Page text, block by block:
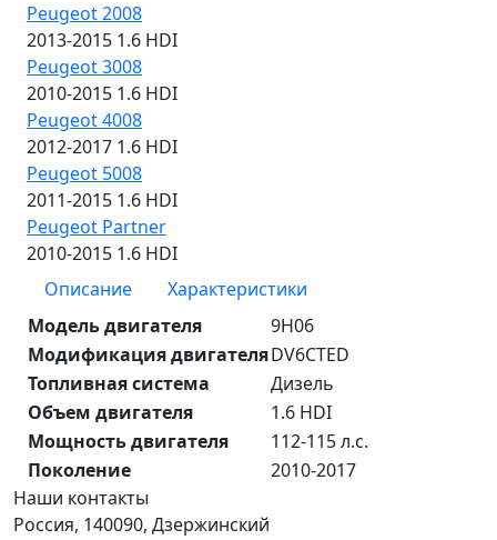
Peugeot 2008
2013-2015 1.6 HDI
Peugeot 3008
2010-2015 1.6 HDI
Peugeot 4008
2012-2017 1.6 HDI
Peugeot 5008
2011-2015 1.6 HDI
Peugeot Partner
2010-2015 1.6 HDI
Описание
Характеристики
Модель двигателя
9H06
Модификация двигателяDV6CTED
Топливная система
Дизель
Объем двигателя
1.6 HDI
Мощность двигателя
112-115 л.с.
Поколение
2010-2017
Наши контакты
Россия, 140090, Дзержинский